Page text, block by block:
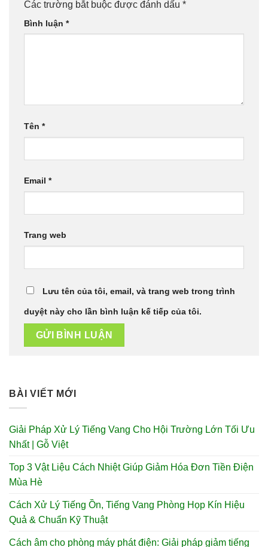
Các trường bắt buộc được đánh dấu *
Bình luận *
Tên *
Email *
Trang web
Lưu tên của tôi, email, và trang web trong trình
duyệt này cho lần bình luận kế tiếp của tôi.
BÀI VIẾT MỚI
Giải Pháp Xử Lý Tiếng Vang Cho Hội Trường Lớn Tối Ưu
Nhất | Gỗ Việt
Top 3 Vật Liệu Cách Nhiệt Giúp Giảm Hóa Đơn Tiền Điện
Mùa Hè
Cách Xử Lý Tiếng Ồn, Tiếng Vang Phòng Họp Kín Hiệu
Quả & Chuẩn Kỹ Thuật
Cách âm cho phòng máy phát điện: Giải pháp giảm tiếng